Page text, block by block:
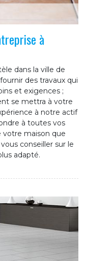
à
dans la ville de
des travaux qui
et exigences ;
se mettra à votre
à notre actif
à toutes vos
votre maison que
conseiller sur le
adapté.